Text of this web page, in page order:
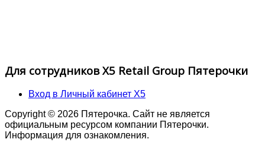
Для сотрудников X5 Retail Group Пятерочки
Вход в Личный кабинет X5
Copyright © 2026 Пятерочка. Сайт не является
официальным ресурсом компании Пятерочки.
Информация для ознакомления.